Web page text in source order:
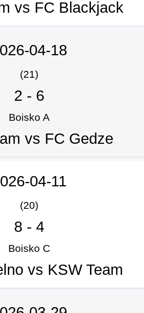
vs FC Blackjack
04-18
(21)
2 - 6
Boisko A
vs FC Gedze
04-11
(20)
8 - 4
Boisko C
vs KSW Team